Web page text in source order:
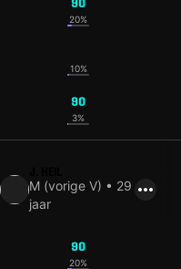
90
20%
10%
90
3%
M (vorige V) • 29
jaar
90
20%